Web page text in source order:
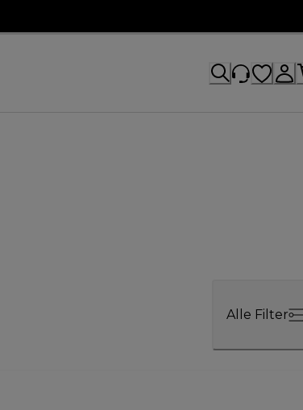
Alle Filter